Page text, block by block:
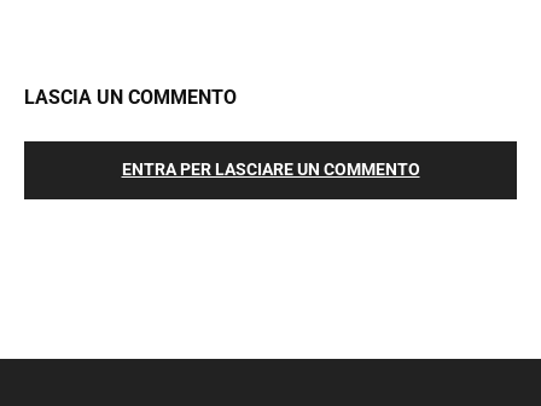
LASCIA UN COMMENTO
ENTRA PER LASCIARE UN COMMENTO